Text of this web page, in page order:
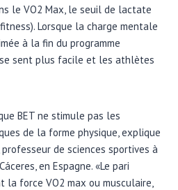
le VO2 Max, le seuil de lactate
Lorsque la charge mentale
à la fin du programme
se sent plus facile et les athlètes
BET ne stimule pas les
de la forme physique, explique
professeur de sciences sportives à
en Espagne. «Le pari
la force VO2 max ou musculaire,